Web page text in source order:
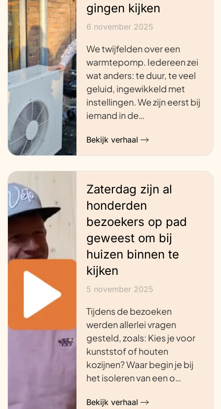
gingen kijken
6 november 2025
We twijfelden over een
warmtepomp. Iedereen zei
wat anders: te duur, te veel
geluid, ingewikkeld met
instellingen. We zijn eerst bij
iemand in de…
Bekijk verhaal
Zaterdag zijn al
honderden
bezoekers op pad
geweest om bij
huizen binnen te
kijken
5 november 2025
Tijdens de bezoeken
werden allerlei vragen
gesteld, zoals: Kies je voor
kunststof of houten
kozijnen? Waar begin je bij
het isoleren van een o…
Bekijk verhaal